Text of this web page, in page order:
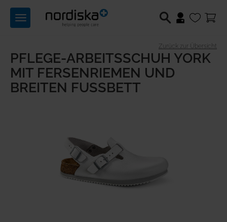
Toggle
navigation
Berufsschuhe
Medizintechnik
Zurück zur Übersicht
PFLEGE-ARBEITSSCHUH YORK
MIT FERSENRIEMEN UND
BREITEN FUSSBETT